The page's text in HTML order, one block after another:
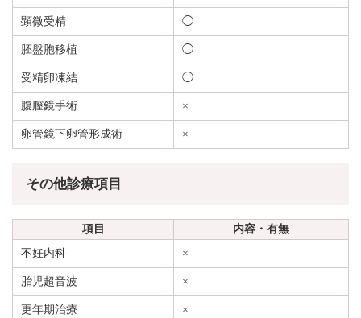
顕微受精 ◯
胚盤胞移植 ◯
受精卵凍結 ◯
腹膣鏡手術 ×
卵管鏡下卵管形成術 ×
その他診療項目
項目
内容・有無
不妊内科
×
胎児超音波 ×
更年期治療 ×